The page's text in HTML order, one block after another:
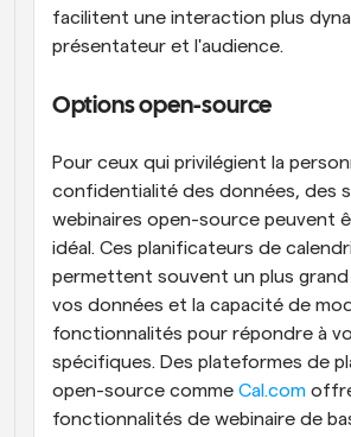
facilitent une interaction plus
présentateur et l'audience.
Options open-source
Pour ceux qui privilégient la
confidentialité des données, des
webinaires open-source peuvent
idéal. Ces planificateurs de
permettent souvent un plus
vos données et la capacité de
fonctionnalités pour répondre à
spécifiques. Des plateformes de
open-source comme Cal.com
fonctionnalités de webinaire de